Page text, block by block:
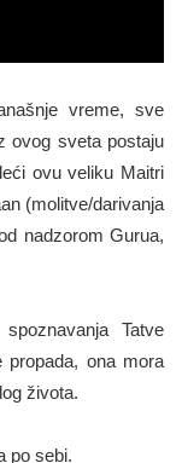
vreme, sve
ovog sveta postaju
ovu veliku Maitri
(molitve/darivanja
nadzorom Gurua,
Tatve
propada, ona mora
života.
po sebi.